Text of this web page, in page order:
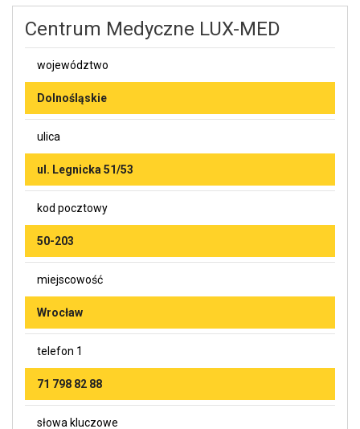
Centrum Medyczne LUX-MED
województwo
Dolnośląskie
ulica
ul. Legnicka 51/53
kod pocztowy
50-203
miejscowość
Wrocław
telefon 1
71 798 82 88
słowa kluczowe